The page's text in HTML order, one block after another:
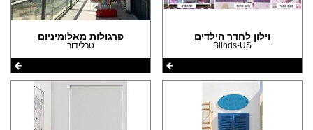
וילון לחדר הילדים
Blinds-US
פרגולות מאלומיניום
טרלידור